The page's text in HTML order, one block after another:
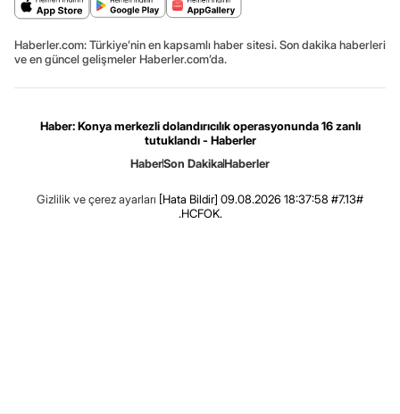
Haberler.com: Türkiye’nin en kapsamlı haber sitesi. Son dakika haberleri
ve en güncel gelişmeler Haberler.com’da.
Haber: Konya merkezli dolandırıcılık operasyonunda 16 zanlı
tutuklandı - Haberler
HaberSon DakikaHaberler
Gizlilik ve çerez ayarları [Hata Bildir] 09.08.2026 18:37:58 #7.13#
.HCFOK.